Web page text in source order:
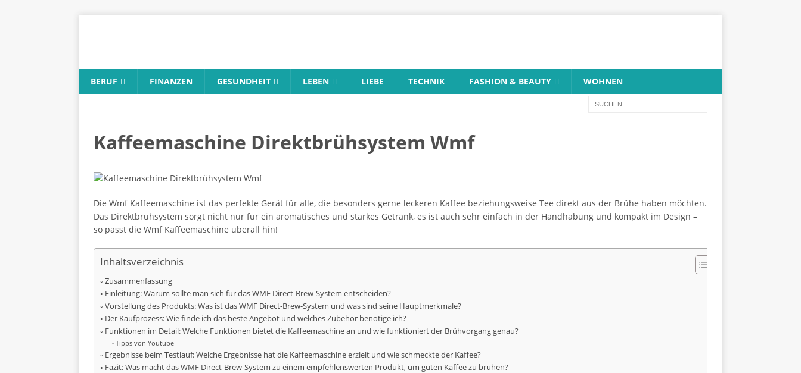
BERUF FINANZEN GESUNDHEIT LEBEN LIEBE TECHNIK FASHION & BEAUTY WOHNEN
Kaffeemaschine Direktbrühsystem Wmf
Die Wmf Kaffeemaschine ist das perfekte Gerät für alle, die besonders gerne leckeren Kaffee beziehungsweise Tee direkt aus der Brühe haben möchten.
Das Direktbrühsystem sorgt nicht nur für ein aromatisches und starkes Getränk, es ist auch sehr einfach in der Handhabung und kompakt im Design –
so passt die Wmf Kaffeemaschine überall hin!
Inhaltsverzeichnis
Zusammenfassung
Einleitung: Warum sollte man sich für das WMF Direct-Brew-System entscheiden?
Vorstellung des Produkts: Was ist das WMF Direct-Brew-System und was sind seine Hauptmerkmale?
Der Kaufprozess: Wie finde ich das beste Angebot und welches Zubehör benötige ich?
Funktionen im Detail: Welche Funktionen bietet die Kaffeemaschine an und wie funktioniert der Brühvorgang genau?
Tipps von Youtube
Ergebnisse beim Testlauf: Welche Ergebnisse hat die Kaffeemaschine erzielt und wie schmeckte der Kaffee?
Fazit: Was macht das WMF Direct-Brew-System zu einem empfehlenswerten Produkt, um guten Kaffee zu brühen?